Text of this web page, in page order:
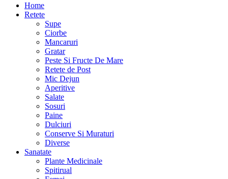
Home
Retete
Supe
Ciorbe
Mancaruri
Gratar
Peste Si Fructe De Mare
Retete de Post
Mic Dejun
Aperitive
Salate
Sosuri
Paine
Dulciuri
Conserve Si Muraturi
Diverse
Sanatate
Plante Medicinale
Spitirual